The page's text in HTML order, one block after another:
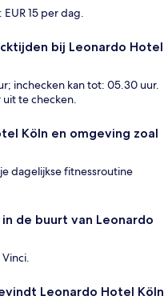
15 per dag.
bij Leonardo Hotel
inchecken kan tot: 05.30 uur.
te checken.
Köln en omgeving zoal
dagelijkse fitnessroutine
de buurt van Leonardo
Leonardo Hotel Köln